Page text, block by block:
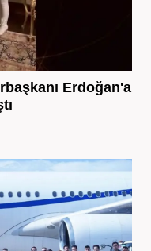
Erdoğan'a